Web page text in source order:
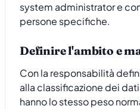
system administrator e
persone specifiche.
Definire l'ambito e
Con la responsabilità
alla classificazione dei
hanno lo stesso peso